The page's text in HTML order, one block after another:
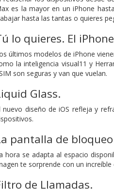
es la mayor en un iPhone
hasta las tantas o quieres
lo quieres. El
últimos modelos de iPhone
la inteligencia visual11 y
son seguras y van que vuelan.
Glass.
nuevo diseño de iOS refleja y
pantalla de
hora se adapta al espacio
te sorprende con un increíble
de Llamadas.